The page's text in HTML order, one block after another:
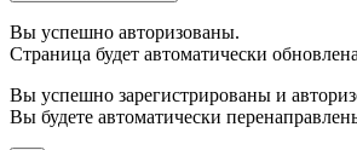
Вы успешно авторизованы.
Страница будет автоматически
Вы успешно зарегистрированы и
Вы будете автоматически